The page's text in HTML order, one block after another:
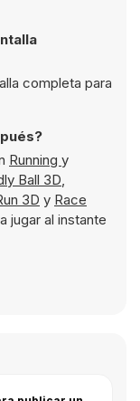
completa para
Running y
Ball 3D,
3D y Race
jugar al instante